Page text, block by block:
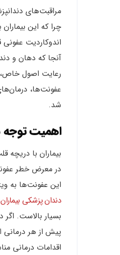
مراقبت‌های
چرا که این
اندوکاردیت
آنجا که دهان و
رعایت اصول خاص،
عفونت‌ها،
شد.
اهمیت توجه
بیماران با دریچه
در معرض خطر
این عفونت‌ها به
دندان پزشکی
بسیار بالاست. اگر
پیش از هر درمانی
اقدامات درمانی